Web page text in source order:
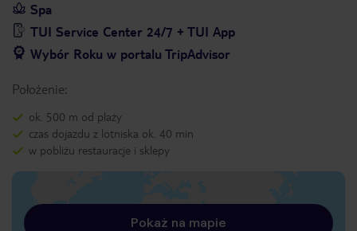
Spa
TUI Service Center 24/7 + TUI App
Wybór Roku w portalu TripAdvisor
Położenie:
ok. 500 m od plaży
czas dojazdu z lotniska ok. 40 min
w pobliżu restauracje i sklepy
Pokaż na mapie